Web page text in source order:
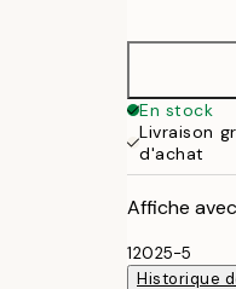
En stock
Livraison
d'achat
Affiche
12025-5
Historique